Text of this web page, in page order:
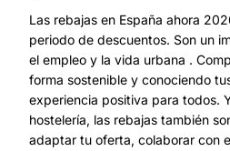
Las rebajas en España ahora
periodo de descuentos. Son un
el empleo y la vida urbana .
forma sostenible y conociendo
experiencia positiva para todos.
hostelería, las rebajas también
adaptar tu oferta, colaborar con